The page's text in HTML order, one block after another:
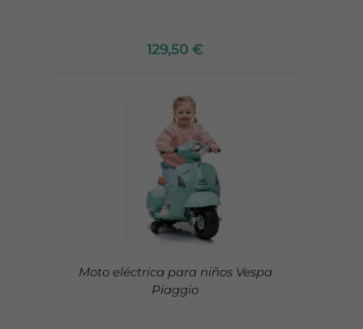
129,50€
Moto eléctrica para niños Vespa
Piaggio